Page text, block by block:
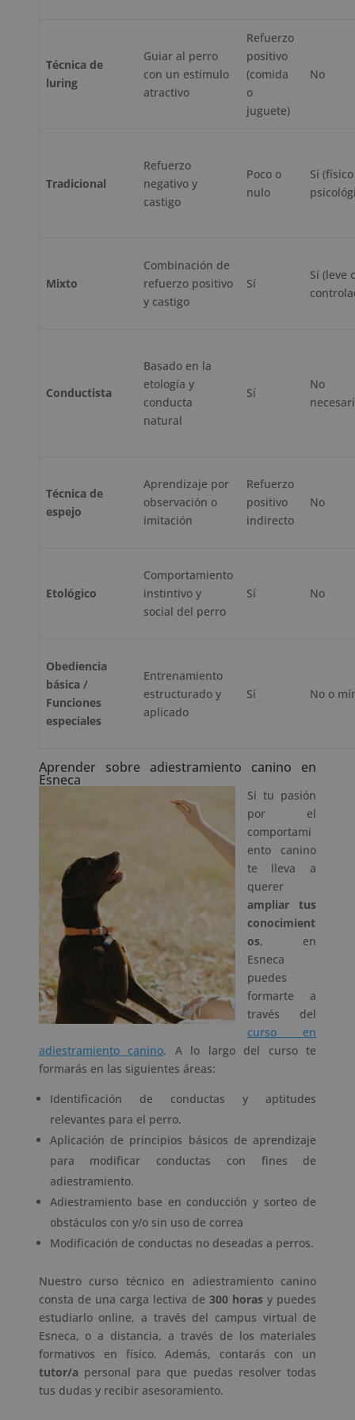
Técnica de
luring
Guiar al perro
con un estímulo
atractivo
Refuerzo
positivo
(comida
o
juguete)
No
Tradicional
Refuerzo
negativo y
castigo
Poco o
nulo
Sí
Mixto
Combinación de
refuerzo positivo
y castigo
Sí
Sí (leve
Conductista
Basado en la
etología y
conducta
natural
Sí
No
Técnica de
espejo
Aprendizaje por
observación o
imitación
Refuerzo
positivo
indirecto
No
Etológico
Comportamiento
instintivo y
social del perro
Sí No
Obediencia
básica /
Funciones
especiales
Entrenamiento
estructurado y
aplicado
Sí No o
Aprender sobre adiestramiento canino en
Esneca
Si tu pasión
por el
comportami
ento canino
te lleva a
querer
ampliar tus
conocimient
os, en
Esneca
puedes
formarte a
través del
curso en
adiestramiento canino. A lo largo del curso te
formarás en las siguientes áreas:
Identificación de conductas y aptitudes
relevantes para el perro.
Aplicación de principios básicos de aprendizaje
para modificar conductas con fines de
adiestramiento.
Adiestramiento base en conducción y sorteo de
obstáculos con y/o sin uso de correa
Modificación de conductas no deseadas a perros.
Nuestro curso técnico en adiestramiento canino
consta de una carga lectiva de 300 horas y puedes
estudiarlo online, a través del campus virtual de
Esneca, o a distancia, a través de los materiales
formativos en físico. Además, contarás con un
tutor/apersonal para que puedas resolver todas
tus dudas y recibir asesoramiento.